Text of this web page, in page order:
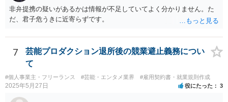
程度，代償措置の有無やその⽔準，あらかじめ⼗分な協議が⾏われた
か等を考慮の上，個別具体的に判断される」という指摘もなされてい
るので、ご事案に応じ、挙げられている事情を具体的に検討して行く
必要があります。 なお、退所等で事務所側と揉めるようであれば、弁
護士に直接相談・依頼し、事務所側と交渉にあたってもらう方法もあ
るかと思います。 （参考）「⼈材分野における公正取引委員会の取
組」（令和元年９月２５日 公正取引委員会）６頁 https://www.jftc.g
o.jp/houdou/kouenkai/190925kondan_file/siryou2.pdf
非弁提携の疑いがあるかは情報が不足していてよく分かりません。た
だ、君子危うきに近寄らずです。
7
芸能プロダクション退所後の競業避止義務につい
て
#個人事業主・フリーランス #芸能・エンタメ業界 #雇用契約書・就業規則作成
2025年5月27日 役にたった 3